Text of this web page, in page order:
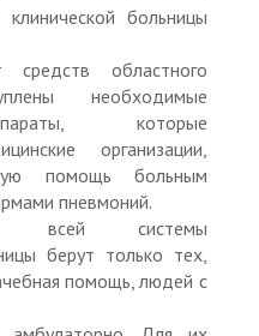
больницы
областного
необходимые
которые
организации,
помощь больным
пневмоний.
всей системы
берут только тех,
помощь, людей с